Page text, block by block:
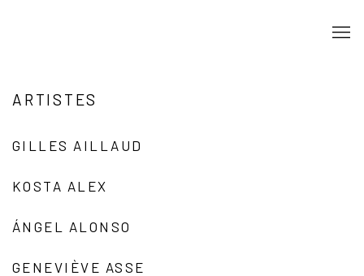
ARTISTES
GILLES AILLAUD
KOSTA ALEX
ÁNGEL ALONSO
GENEVIÈVE ASSE